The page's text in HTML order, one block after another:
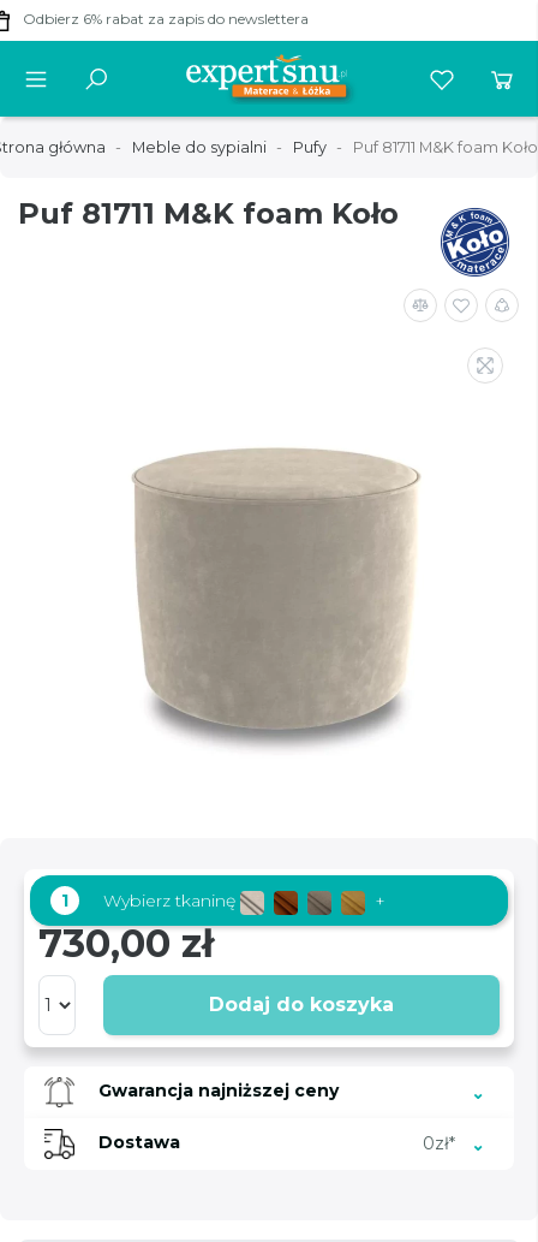
20% taniej-materace GUENO!
główna Meble do sypialni Pufy Puf 81711 M&K foam Koło
Puf 81711 M&K foam Koło
1 Wybierz tkaninę +
730,00 zł
Dodaj do koszyka
Gwarancja najniższej ceny
Dostawa 0zł*